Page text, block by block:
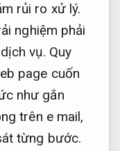
rủi ro xử lý.
nghiệm phải
vụ. Quy
page cuốn
như gắn
trên e mail,
từng bước.